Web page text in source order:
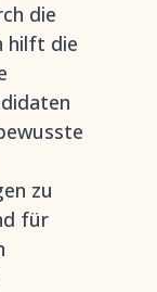
die
hilft die
zu
für